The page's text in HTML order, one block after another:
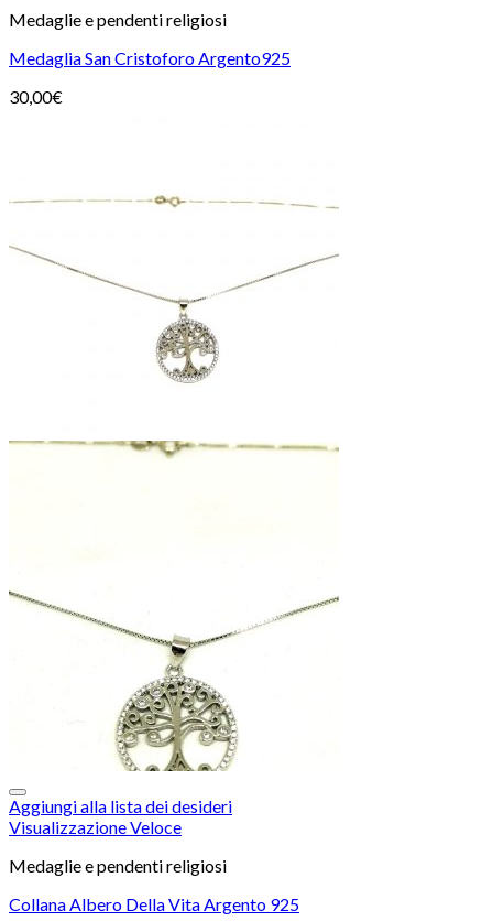
Medaglie e pendenti religiosi
Medaglia San Cristoforo Argento925
30,00€
Aggiungi alla lista dei desideri
Visualizzazione Veloce
Medaglie e pendenti religiosi
Collana Albero Della Vita Argento 925